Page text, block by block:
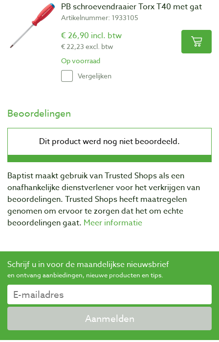
PB schroevendraaier Torx T40 met gat
Artikelnummer: 1933105
€ 26,90 incl. btw
€ 22,23 excl. btw
Op voorraad
Vergelijken
Beoordelingen
Baptist maakt gebruik van Trusted Shops als een
onafhankelijke dienstverlener voor het verkrijgen van
beoordelingen. Trusted Shops heeft maatregelen
genomen om ervoor te zorgen dat het om echte
beoordelingen gaat. Meer informatie
Schrijf u in voor de maandelijkse nieuwsbrief
en ontvang aanbiedingen, nieuwe producten en tips.
Aanmelden